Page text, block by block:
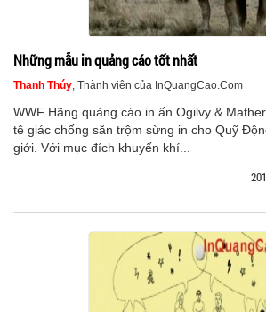
Những mẫu in quảng cáo tốt nhất
Thanh Thúy, Thành viên của InQuangCao.Com
WWF Hãng quảng cáo in ấn Ogilvy &
tê giác chống săn trộm sừng in cho Quỹ
giới. Với mục đích khuyến khí...